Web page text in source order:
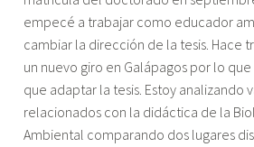
empecé a trabajar como educador
cambiar la dirección de la tesis. Hace
un nuevo giro en Galápagos por lo
que adaptar la tesis. Estoy analizando
relacionados con la didáctica de la
Ambiental comparando dos lugares